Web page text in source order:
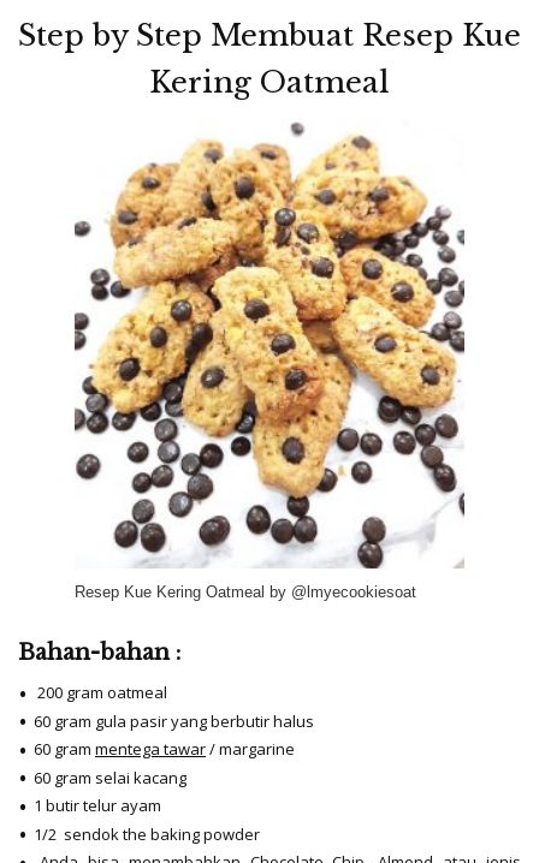
Step by Step Membuat Resep Kue
Kering Oatmeal
Resep Kue Kering Oatmeal by @lmyecookiesoat
Bahan-bahan :
200 gram oatmeal
60 gram gula pasir yang berbutir halus
60 gram mentega tawar/ margarine
60 gram selai kacang
1 butir telur ayam
1/2 sendok the baking powder